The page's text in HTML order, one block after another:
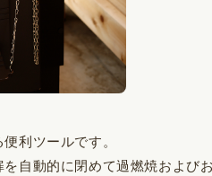
利ツールです。
自動的に閉めて過燃焼および